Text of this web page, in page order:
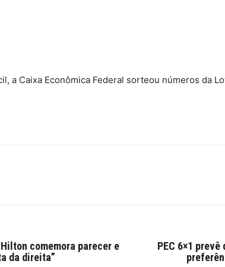
a Caixa Econômica Federal sorteou números da
Hilton comemora parecer e
da direita”
PEC 6×1